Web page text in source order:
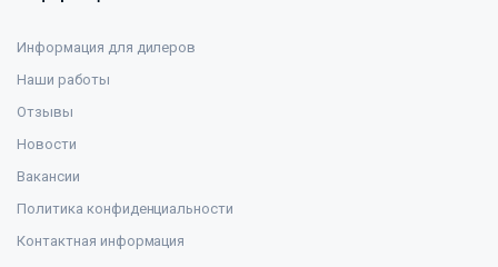
Информация для дилеров
Наши работы
Отзывы
Новости
Вакансии
Политика конфиденциальности
Контактная информация